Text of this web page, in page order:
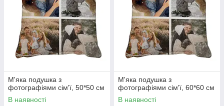
М'яка подушка з
фотографіями сім'ї, 50*50 см
В наявності
М'яка подушка з
фотографіями сім'ї, 60*60 см
В наявності